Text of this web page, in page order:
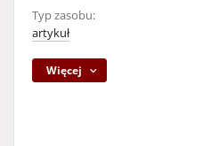
Typ zasobu:
artykuł
Więcej